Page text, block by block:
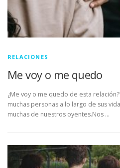
RELACIONES
Me voy o me quedo
¿Me voy o me quedo de esta
muchas personas a lo largo de sus
muchas de nuestros oyentes.Nos …